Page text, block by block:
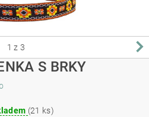
1 z 3
S BRKY
(21 ks)